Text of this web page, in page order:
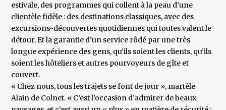
estivale, des programmes qui collent à la peau d’une
clientèle fidèle : des destinations classiques, avec des
excursions-découvertes quotidiennes qui toutes valent le
détour. Et la garantie d’un service rôdé par une très
longue expérience des gens, qu’ils soient les clients, qu’ils
soient les hôteliers et autres pourvoyeurs de gîte et
couvert.
« Chez nous, tous les trajets se font de jour », martèle
Alain de Colnet. « C’est l’occasion d’admirer de beaux